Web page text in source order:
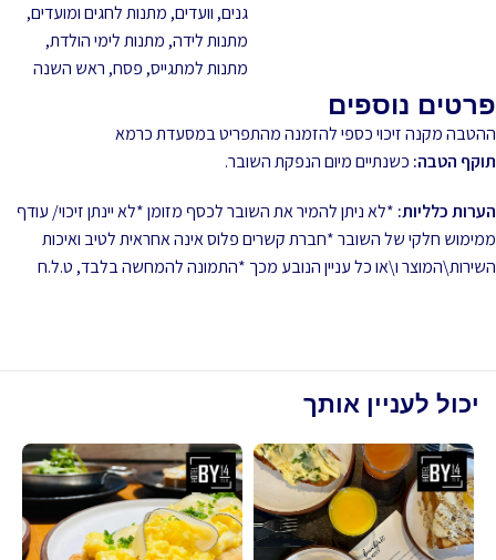
גנים, וועדים, מתנות לחגים ומועדים,
מתנות לידה, מתנות לימי הולדת,
מתנות למתגייס, פסח, ראש השנה
פרטים נוספים
ההטבה מקנה זיכוי כספי להזמנה מהתפריט במסעדת כרמא
תוקף הטבה: כשנתיים מיום הנפקת השובר.
הערות כלליות: *לא ניתן להמיר את השובר לכסף מזומן *לא יינתן זיכוי/ עודף
ממימוש חלקי של השובר *חברת קשרים פלוס אינה אחראית לטיב ואיכות
השירות\המוצר ו\או כל עניין הנובע מכך *התמונה להמחשה בלבד, ט.ל.ח
יכול לעניין אותך